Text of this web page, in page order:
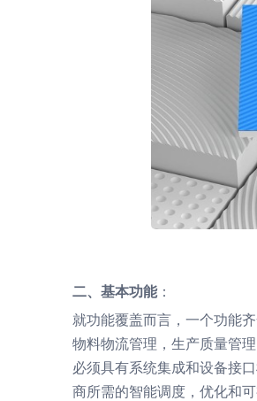
二、基本功能：
就功能覆盖而言，一个功能
物料物流管理，生产质量管
必须具有系统集成和设备接
商所需的智能调度，优化和